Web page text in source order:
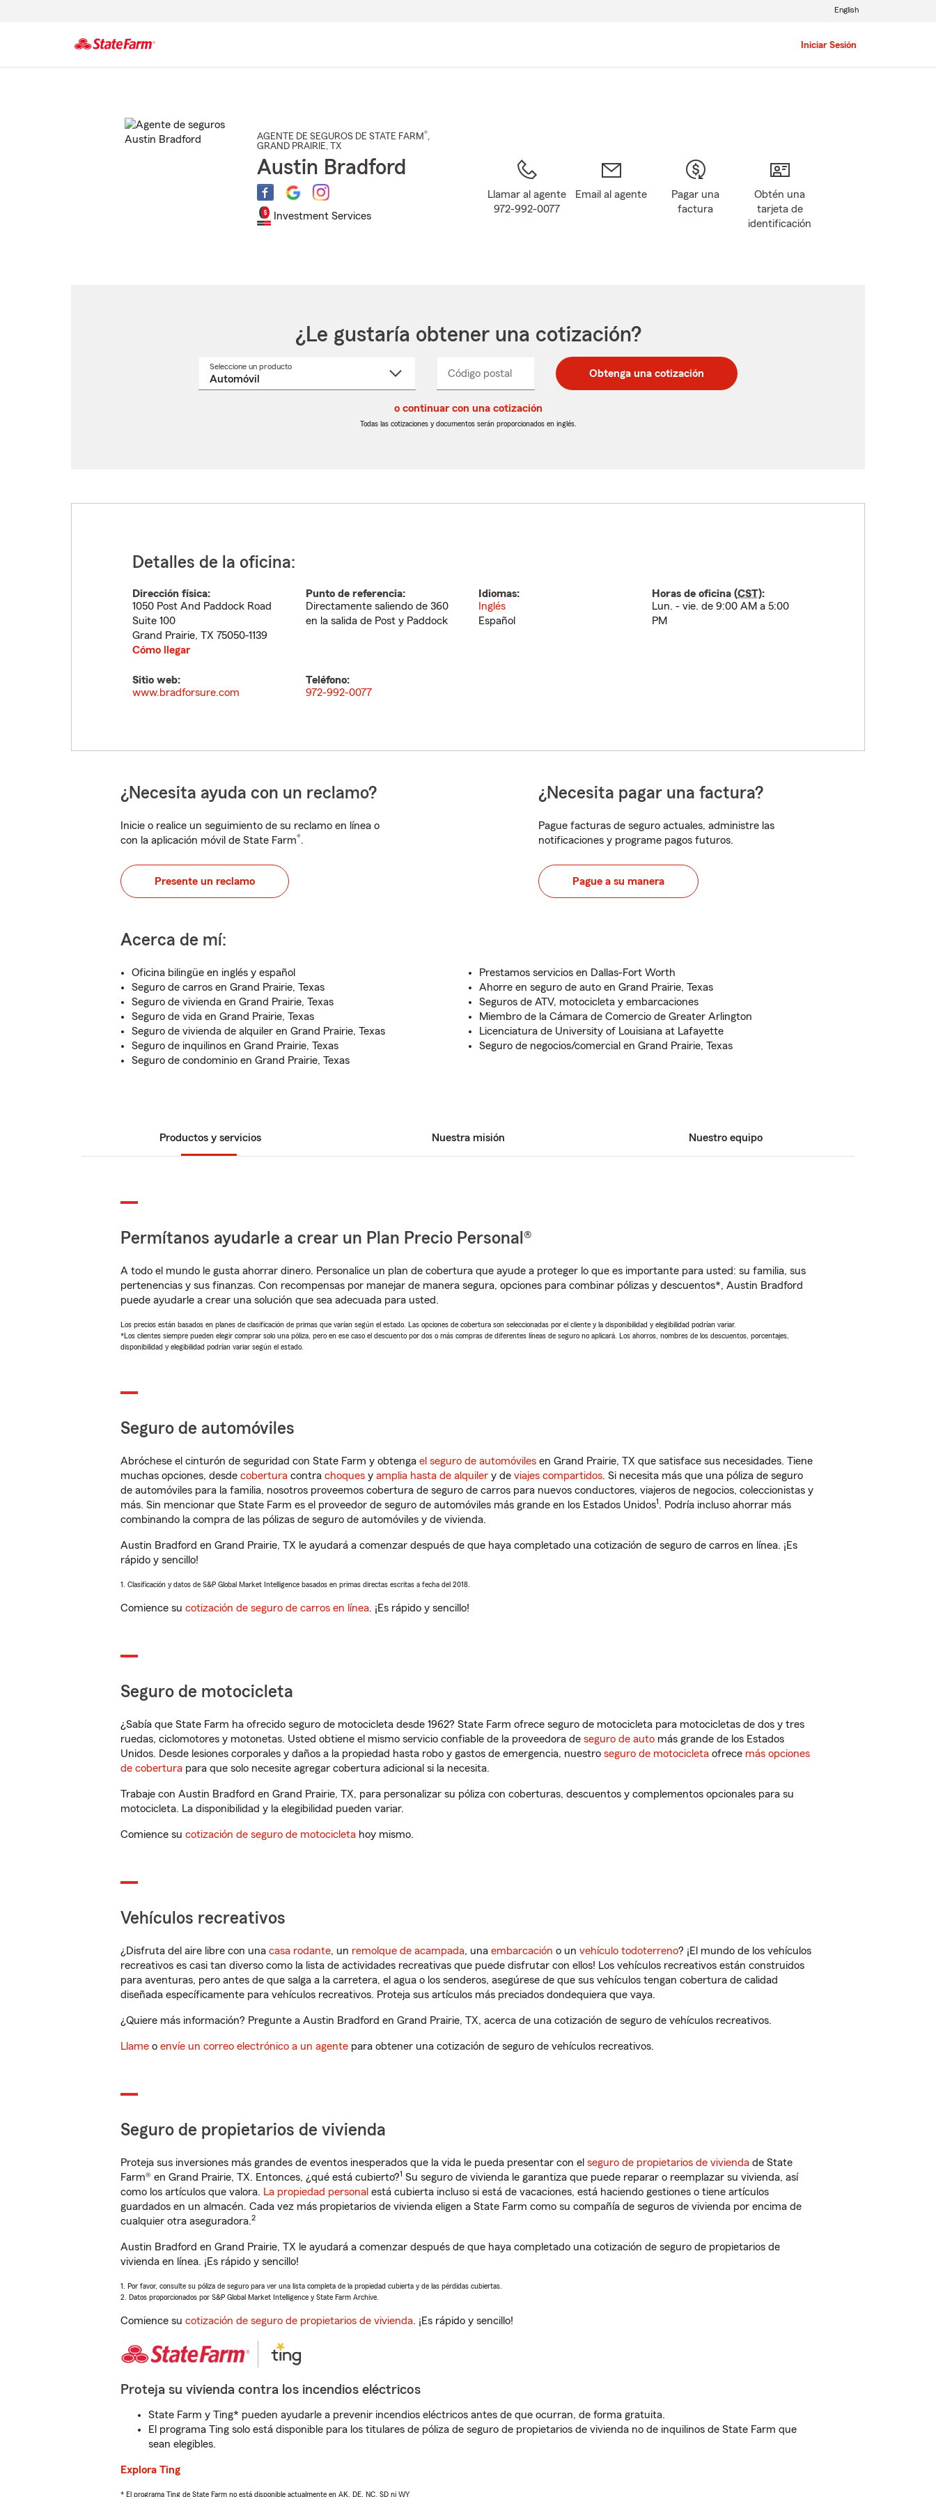
Iniciar Sesión
English
AGENTE DE SEGUROS DE STATE FARM®,
GRAND PRAIRIE, TX
Austin Bradford
Investment Services
Llamar al agente
972-992-0077
Email al agente
Pagar una
factura
Obtén una
tarjeta de
identificación
¿Le gustaría obtener una cotización?
Seleccione un productoSeleccione
Código postal
postal
de
postal
de
_____ Obtenga una cotización
o continuar con una cotización
Todas las cotizaciones y documentos serán proporcionados en inglés.
Detalles de la oficina:
Dirección física:
1050 Post And Paddock Road
Suite 100
Grand Prairie, TX 75050-1139
Cómo llegar
Punto de referencia:
Directamente saliendo de 360
en la salida de Post y Paddock
Idiomas:
Inglés
Español
Horas de oficina (CST):
Lun. - vie. de 9:00 AM a 5:00
PM
Sitio web:
www.bradforsure.com
Teléfono:
972-992-0077
¿Necesita ayuda con un reclamo?
Inicie o realice un seguimiento de su reclamo en línea o
con la aplicación móvil de State Farm®.
Presente un reclamo
¿Necesita pagar una factura?
Pague facturas de seguro actuales, administre las
notificaciones y programe pagos futuros.
Pague a su manera
Acerca de mí:
Oficina bilingüe en inglés y español
Seguro de carros en Grand Prairie, Texas
Seguro de vivienda en Grand Prairie, Texas
Seguro de vida en Grand Prairie, Texas
Seguro de vivienda de alquiler en Grand Prairie, Texas
Seguro de inquilinos en Grand Prairie, Texas
Seguro de condominio en Grand Prairie, Texas
Prestamos servicios en Dallas-Fort Worth
Ahorre en seguro de auto en Grand Prairie, Texas
Seguros de ATV, motocicleta y embarcaciones
Miembro de la Cámara de Comercio de Greater Arlington
Licenciatura de University of Louisiana at Lafayette
Seguro de negocios/comercial en Grand Prairie, Texas
Productos y servicios Nuestra misión Nuestro equipo
Permítanos ayudarle a crear un Plan Precio Personal®
A todo el mundo le gusta ahorrar dinero. Personalice un plan de cobertura que ayude a proteger lo que es importante para usted: su familia, sus
pertenencias y sus finanzas. Con recompensas por manejar de manera segura, opciones para combinar pólizas y descuentos*, Austin Bradford
puede ayudarle a crear una solución que sea adecuada para usted.
Los precios están basados en planes de clasificación de primas que varían según el estado. Las opciones de cobertura son seleccionadas por el cliente y la disponibilidad y elegibilidad podrían variar.
*Los clientes siempre pueden elegir comprar solo una póliza, pero en ese caso el descuento por dos o más compras de diferentes líneas de seguro no aplicará. Los ahorros, nombres de los descuentos, porcentajes,
disponibilidad y elegibilidad podrían variar según el estado.
Seguro de automóviles
Abróchese el cinturón de seguridad con State Farm y obtenga el seguro de automóviles en Grand Prairie, TX que satisface sus necesidades. Tiene
muchas opciones, desde cobertura contra choques y amplia hasta de alquiler y de viajes compartidos. Si necesita más que una póliza de seguro
de automóviles para la familia, nosotros proveemos cobertura de seguro de carros para nuevos conductores, viajeros de negocios, coleccionistas y
más. Sin mencionar que State Farm es el proveedor de seguro de automóviles más grande en los Estados Unidos1. Podría incluso ahorrar más
combinando la compra de las pólizas de seguro de automóviles y de vivienda.
Austin Bradford en Grand Prairie, TX le ayudará a comenzar después de que haya completado una cotización de seguro de carros en línea. ¡Es
rápido y sencillo!
1. Clasificación y datos de S&P Global Market Intelligence basados en primas directas escritas a fecha del 2018.
Comience su cotización de seguro de carros en línea. ¡Es rápido y sencillo!
Seguro de motocicleta
¿Sabía que State Farm ha ofrecido seguro de motocicleta desde 1962? State Farm ofrece seguro de motocicleta para motocicletas de dos y tres
ruedas, ciclomotores y motonetas. Usted obtiene el mismo servicio confiable de la proveedora de seguro de auto más grande de los Estados
Unidos. Desde lesiones corporales y daños a la propiedad hasta robo y gastos de emergencia, nuestro seguro de motocicleta ofrece más opciones
de cobertura para que solo necesite agregar cobertura adicional si la necesita.
Trabaje con Austin Bradford en Grand Prairie, TX, para personalizar su póliza con coberturas, descuentos y complementos opcionales para su
motocicleta. La disponibilidad y la elegibilidad pueden variar.
Comience su cotización de seguro de motocicleta hoy mismo.
Vehículos recreativos
¿Disfruta del aire libre con una casa rodante, un remolque de acampada, una embarcación o un vehículo todoterreno? ¡El mundo de los vehículos
recreativos es casi tan diverso como la lista de actividades recreativas que puede disfrutar con ellos! Los vehículos recreativos están construidos
para aventuras, pero antes de que salga a la carretera, el agua o los senderos, asegúrese de que sus vehículos tengan cobertura de calidad
diseñada específicamente para vehículos recreativos. Proteja sus artículos más preciados dondequiera que vaya.
¿Quiere más información? Pregunte a Austin Bradford en Grand Prairie, TX, acerca de una cotización de seguro de vehículos recreativos.
Llame o envíe un correo electrónico a un agente para obtener una cotización de seguro de vehículos recreativos.
Seguro de propietarios de vivienda
Proteja sus inversiones más grandes de eventos inesperados que la vida le pueda presentar con el seguro de propietarios de vivienda de State
Farm® en Grand Prairie, TX. Entonces, ¿qué está cubierto?1 Su seguro de vivienda le garantiza que puede reparar o reemplazar su vivienda, así
como los artículos que valora. La propiedad personal está cubierta incluso si está de vacaciones, está haciendo gestiones o tiene artículos
guardados en un almacén. Cada vez más propietarios de vivienda eligen a State Farm como su compañía de seguros de vivienda por encima de
cualquier otra aseguradora.2
Austin Bradford en Grand Prairie, TX le ayudará a comenzar después de que haya completado una cotización de seguro de propietarios de
vivienda en línea. ¡Es rápido y sencillo!
1. Por favor, consulte su póliza de seguro para ver una lista completa de la propiedad cubierta y de las pérdidas cubiertas.
2. Datos proporcionados por S&P Global Market Intelligence y State Farm Archive.
Comience su cotización de seguro de propietarios de vivienda. ¡Es rápido y sencillo!
Proteja su vivienda contra los incendios eléctricos
State Farm y Ting* pueden ayudarle a prevenir incendios eléctricos antes de que ocurran, de forma gratuita.
El programa Ting solo está disponible para los titulares de póliza de seguro de propietarios de vivienda no de inquilinos de State Farm que
sean elegibles.
Explora Ting
* El programa Ting de State Farm no está disponible actualmente en AK, DE, NC, SD ni WY